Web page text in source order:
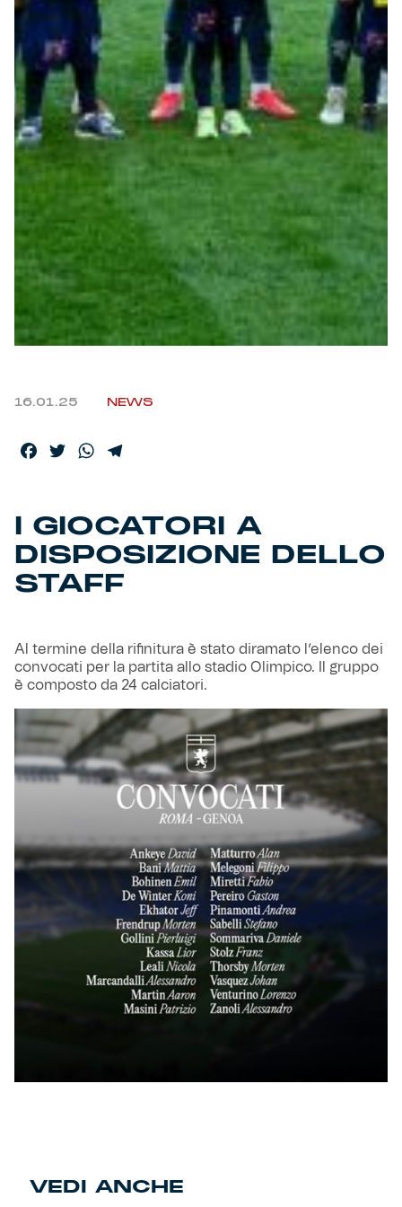
Robe di Kappa x Genoa
Vintage Collection
Red&Blue Voices
Kids
Accessori
Party
Outlet
Caffè Boasi x Genoa
Helan x Genoa
Gift Card Online Store
Fortissimo batte il mio cuor
16.01.25 NEWS
Facebook
TwitterWhatsApp
I GIOCATORI A
DISPOSIZIONE DELLO
STAFF
Al termine della rifinitura è stato diramato l’elenco dei
convocati per la partita allo stadio Olimpico. Il gruppo
è composto da 24 calciatori.
VEDI ANCHE